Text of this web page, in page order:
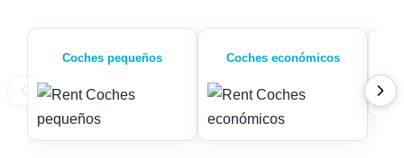
Coches pequeños Coches económicos